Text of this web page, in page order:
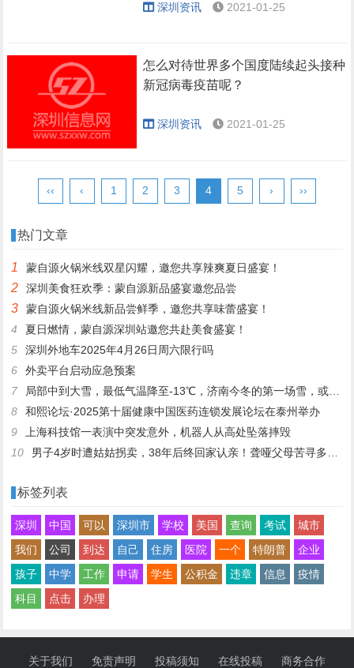
深圳资讯 2021-01-25
怎么对待世界多个国度陆续起头接种
新冠病毒疫苗呢？
深圳资讯 2021-01-25
‹‹ ‹ 1 2 3 4 5 › ››
热门文章
1 蒙自源火锅米线双星闪耀，邀您共享辣爽夏日盛宴！
2 深圳美食狂欢季：蒙自源新品盛宴邀您品尝
3
蒙自源火锅米线新品尝鲜季，邀您共享味蕾盛宴！
4
夏日燃情，蒙自源深圳站邀您共赴美食盛宴！
5
深圳外地车2025年4月26日周六限行吗
6
外卖平台启动应急预案
7
局部中到大雪，最低气温降至-13℃，济南今冬的第一场雪，或跟去年同一时间！
8
和熙论坛·2025第十届健康中国医药连锁发展论坛在泰州举办
9
上海科技馆一表演中突发意外，机器人从高处坠落摔毁
10
男子4岁时遭姑姑拐卖，38年后终回家认亲！聋哑父母苦寻多年，母亲已抱憾离世丨红星寻人
标签列表
深圳 中国 可以 深圳市 学校 美国 查询 考试
城市
我们
公司 到达 自己 住房 医院 一个 特朗普
企业
孩子
中学 工作 申请 学生 公积金 违章 信息
疫情
科目
点击 办理
关于我们 免责声明 投稿须知 在线投稿 商务合作